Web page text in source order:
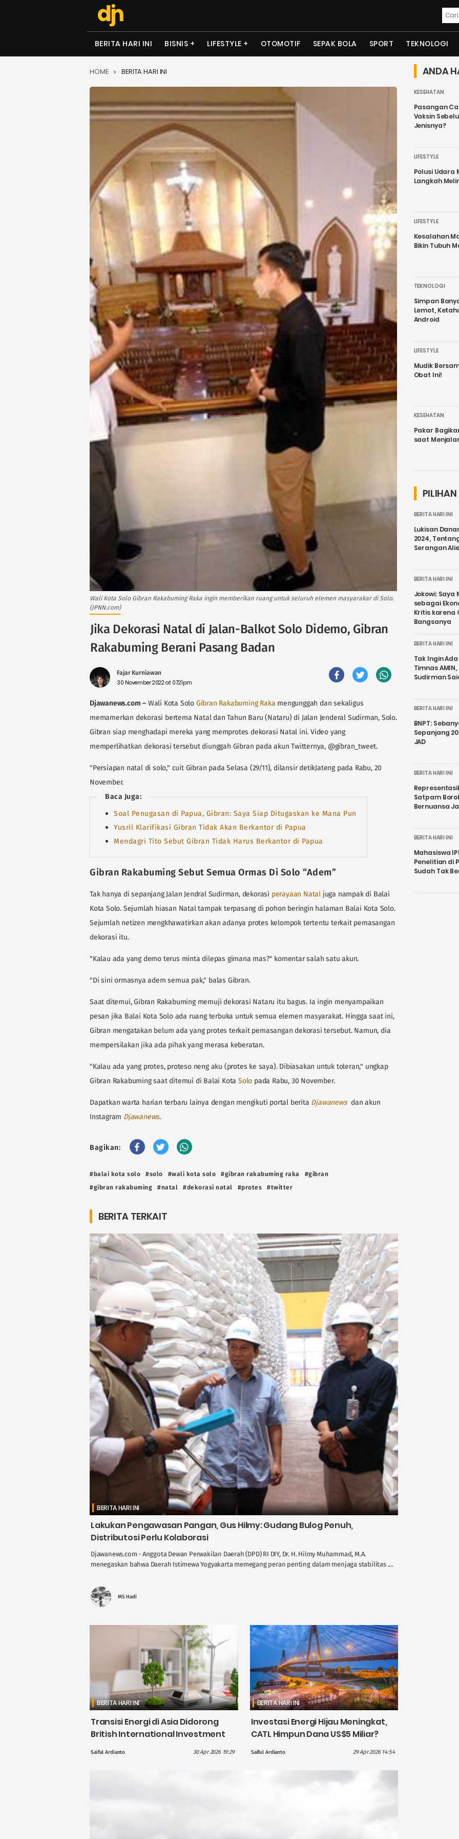
BERITA HARI INI BISNIS LIFESTYLE OTOMOTIF SEPAK BOLA SPORT TEKNOLOGI
HOME BERITA HARI INI
Wali Kota Solo Gibran Rakabuming Raka ingin memberikan ruang untuk seluruh elemen masyarakar di Solo.
(JPNN.com)
Jika Dekorasi Natal di Jalan-Balkot Solo Didemo, Gibran
Rakabuming Berani Pasang Badan
Fajar Kurniawan
30 November 2022 at 07:21pm
Djawanews.com – Wali Kota Solo Gibran Rakabuming Raka mengunggah dan sekaligus
memamerkan dekorasi bertema Natal dan Tahun Baru (Nataru) di Jalan Jenderal Sudirman, Solo.
Gibran siap menghadapi mereka yang memprotes dekorasi Natal ini. Video yang
memperlihatkan dekorasi tersebut diunggah Gibran pada akun Twitternya, @gibran_tweet.
"Persiapan natal di solo," cuit Gibran pada Selasa (29/11), dilansir detikJateng pada Rabu, 20
November.
Baca Juga:
Soal Penugasan di Papua, Gibran: Saya Siap Ditugaskan ke Mana Pun
Yusril Klarifikasi Gibran Tidak Akan Berkantor di Papua
Mendagri Tito Sebut Gibran Tidak Harus Berkantor di Papua
Gibran Rakabuming Sebut Semua Ormas Di Solo “Adem”
Tak hanya di sepanjang Jalan Jendral Sudirman, dekorasi perayaan Natal juga nampak di Balai
Kota Solo. Sejumlah hiasan Natal tampak terpasang di pohon beringin halaman Balai Kota Solo.
Sejumlah netizen mengkhawatirkan akan adanya protes kelompok tertentu terkait pemasangan
dekorasi itu.
"Kalau ada yang demo terus minta dilepas gimana mas?" komentar salah satu akun.
"Di sini ormasnya adem semua pak," balas Gibran.
Saat ditemui, Gibran Rakabuming memuji dekorasi Nataru itu bagus. Ia ingin menyampaikan
pesan jika Balai Kota Solo ada ruang terbuka untuk semua elemen masyarakat. Hingga saat ini,
Gibran mengatakan belum ada yang protes terkait pemasangan dekorasi tersebut. Namun, dia
mempersilakan jika ada pihak yang merasa keberatan.
"Kalau ada yang protes, proteso neng aku (protes ke saya). Dibiasakan untuk toleran," ungkap
Gibran Rakabuming saat ditemui di Balai KotaSolo pada Rabu, 30 November.
Dapatkan warta harian terbaru lainya dengan mengikuti portal berita Djawanewsdan akun
Instagram Djawanews.
Bagikan:
#balai kota solo #solo #wali kota solo #gibran rakabuming raka
#gibran
#gibran rakabuming
#natal #dekorasi natal #protes #twitter
BERITA TERKAIT
BERITA HARI INI
Lakukan Pengawasan Pangan, Gus Hilmy: Gudang Bulog Penuh,
Distributosi Perlu Kolaborasi
Djawanews.com - Anggota Dewan Perwakilan Daerah (DPD) RI DIY, Dr. H. Hilmy Muhammad, M.A.
menegaskan bahwa Daerah Istimewa Yogyakarta memegang peran penting dalam menjaga stabilitas ....
MS Hadi
BERITA HARI INI
Transisi Energi di Asia Didorong
British International Investment
Saiful Ardianto 30 Apr 2026 19:29
BERITA HARI INI
Investasi Energi Hijau Meningkat,
CATL Himpun Dana US$5 Miliar?
Saiful Ardianto 29 Apr 2026 14:54
ANDA
KESEHATAN
Pasangan
Vaksin
Jenisnya?
LIFESTYLE
Polusi Udara
Langkah
LIFESTYLE
Kesalahan
Bikin Tubuh
TEKNOLOGI
Simpan
Lemot,
Android
LIFESTYLE
Mudik
Obat Ini!
KESEHATAN
Pakar
saat
PILIHAN
BERITA HARI INI
Lukisan
2024,
Serangan
BERITA HARI INI
Jokowi: Saya
sebagai
Kritis karena
Bangsanya
BERITA HARI INI
Tak Ingin
Timnas
Sudirman
BERITA HARI INI
BNPT:
Sepanjang
JAD
BERITA HARI INI
Satpam
Bernuansa
BERITA HARI INI
Mahasiswa
Penelitian di
Sudah Tak